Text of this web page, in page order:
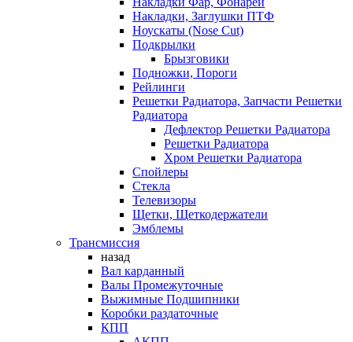
Накладки, Заглушки ПТФ
Ноускаты (Nose Cut)
Подкрылки
Брызговики
Подножки, Пороги
Рейлинги
Решетки Радиатора, Запчасти Решетки
Радиатора
Дефлектор Решетки Радиатора
Решетки Радиатора
Хром Решетки Радиатора
Спойлеры
Стекла
Телевизоры
Щетки, Щеткодержатели
Эмблемы
Трансмиссия
назад
Вал карданный
Валы Промежуточные
Выжимные Подшипники
Коробки раздаточные
КПП